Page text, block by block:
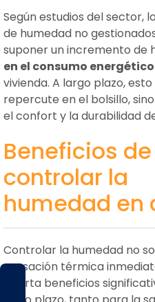
Según estudios del sector,
de humedad no
suponer un incremento de
en el consumo energético
vivienda. A largo plazo, esto
repercute en el bolsillo,
el confort y la durabilidad
Beneficios de
controlar la
humedad en
Controlar la humedad no
sensación térmica
aporta beneficios